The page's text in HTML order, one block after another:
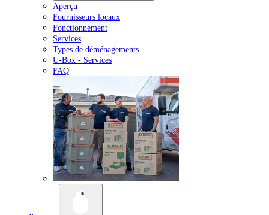
Aperçu
Fournisseurs locaux
Fonctionnement
Services
Types de déménagements
U-Box - Services
FAQ